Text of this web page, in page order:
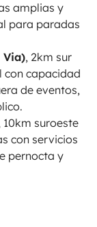
amplias y
para paradas
Via), 2km sur
capacidad
de eventos,
10km suroeste
con servicios
pernocta y